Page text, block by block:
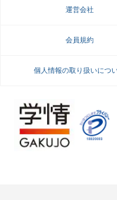
就活ニュースペ
運営会社
会員規約
個人情報の取り扱いにつ